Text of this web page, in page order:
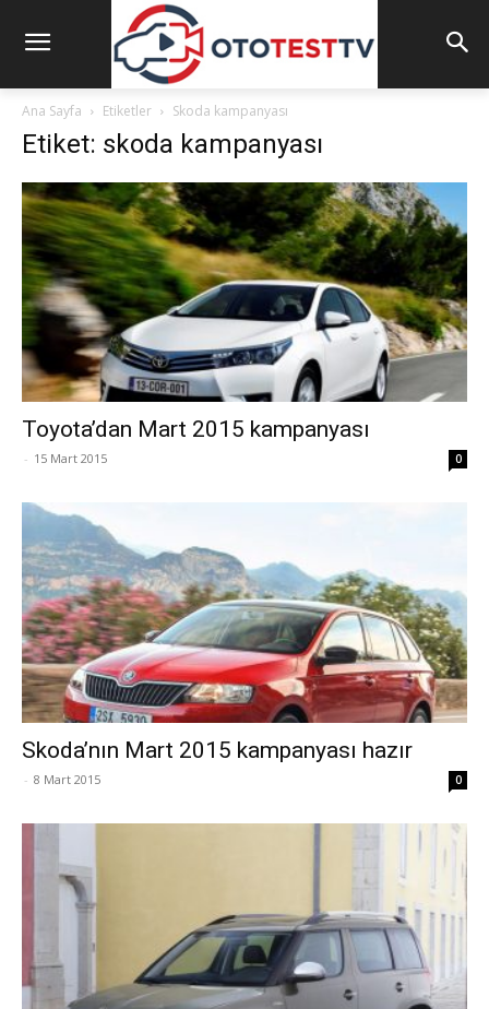
Ana Sayfa Etiketler Skoda kampanyası
Etiket: skoda kampanyası
Toyota’dan Mart 2015 kampanyası
- 15 Mart 2015 0
Skoda’nın Mart 2015 kampanyası hazır
- 8 Mart 2015 0